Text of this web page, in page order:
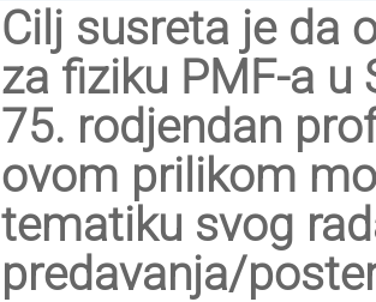
Cilj susreta je da
za fiziku PMF-a u
75. rodjendan
ovom prilikom
tematiku svog
predavanja/